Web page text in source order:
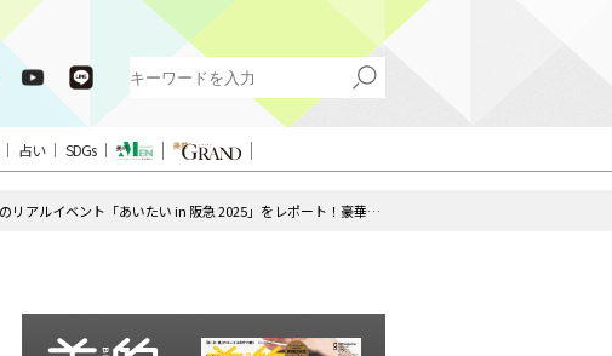
占い SDGs
関西で初開催！『美的』のリアルイベント「あいたい in 阪急 2025」をレポート！豪華ステージ・ブース・おみやげを一挙紹介♪